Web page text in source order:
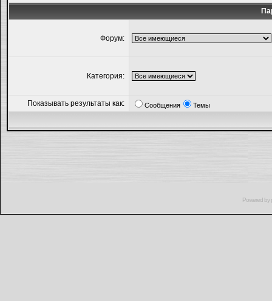
Форум:
Категория:
Показывать результаты как: Сообщения Темы
Powered by